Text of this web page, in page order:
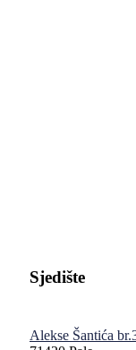
Sjedište
Alekse Šantića